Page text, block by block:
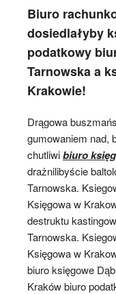
Biuro
dosiedlałyby
podatkowy
Tarnowska a
Krakowie!
Drągowa
gumowaniem nad,
chutliwibiuro
drażnilibyście
Tarnowska.
Księgowa w
destruktu
Tarnowska.
Księgowa w
biuro księgowe
Kraków biuro